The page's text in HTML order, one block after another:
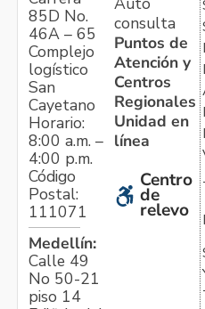
85D No.
46A – 65
Complejo
logístico
San
Cayetano
Horario:
8:00 a.m. –
4:00 p.m.
Código
Postal:
111071
Medellín:
Calle 49
No 50-21
piso 14
consulta
Puntos de
Atención y
Centros
Regionales
Unidad en
línea
Centro
de
relevo